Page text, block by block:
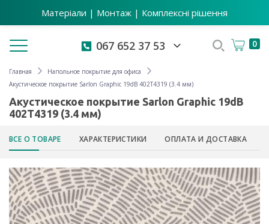
Матеріали | Монтаж | Комплексні рішення
Toggle navigation 067 652 37 53 0
Главная
Напольное покрытие для офиса
Акустическое покрытие Sarlon Graphic 19dB 402T4319 (3.4 мм)
Акустическое покрытие Sarlon Graphic 19dB
402T4319 (3.4 мм)
ВСЕ О ТОВАРЕ ХАРАКТЕРИСТИКИ ОПЛАТА И ДОСТАВКА